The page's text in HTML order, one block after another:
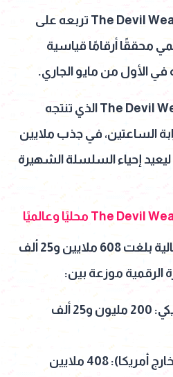
يواصل فيلم The Devil Wears Prada 2 تربعه على
محققًا أرقامًا قياسية
الأول من مايو الجاري.
ونجح فيلم The Devil Wears Prada 2 الذي تنتجه
الساعتين، في جذب ملايين
إحياء السلسلة الشهيرة
وحصد الفيلم إيرادات إجمالية بلغت 608 ملايين و25 ألف
الرقمية موزعة بين:
شباك التذاكر الأمريكي: 200 مليون و25 ألف
الأسواق العالمية (خارج أمريكا): 408 ملايين